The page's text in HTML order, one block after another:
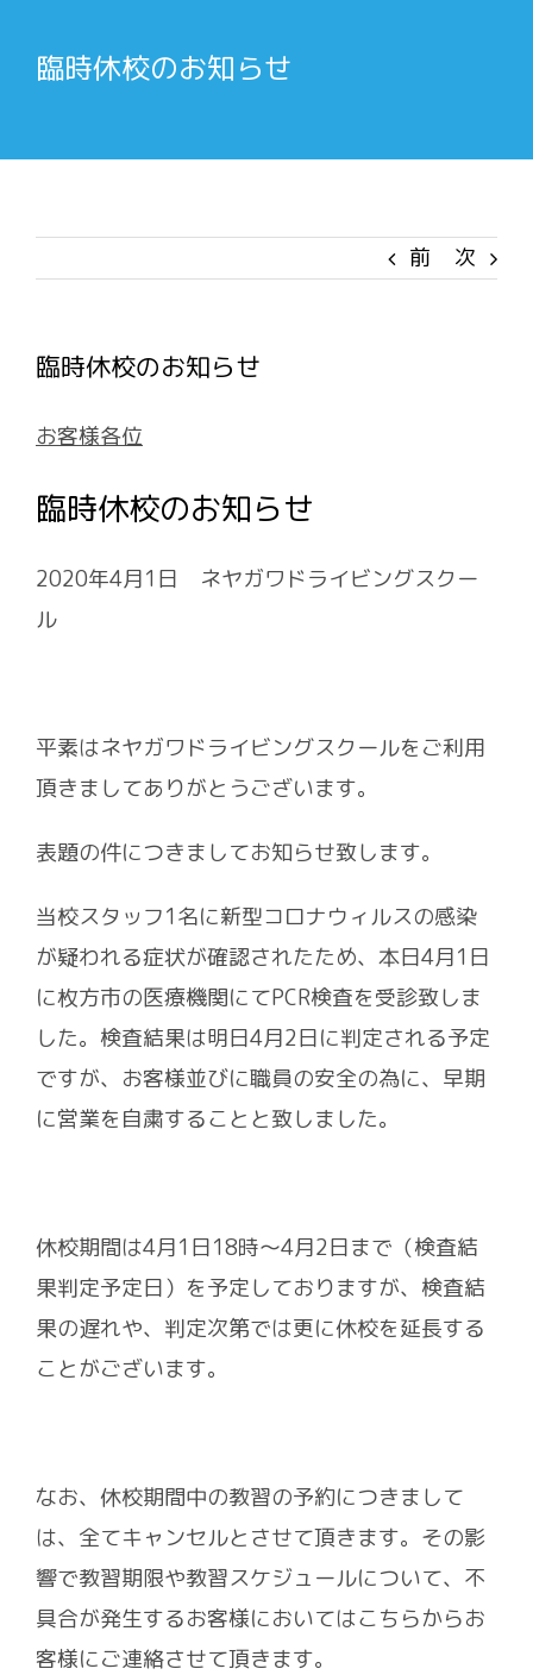
臨時休校のお知らせ
前 次
臨時休校のお知らせ
お客様各位
臨時休校のお知らせ
2020年4月1日 ネヤガワドライビングスクー
ル
平素はネヤガワドライビングスクールをご利用
頂きましてありがとうございます。
表題の件につきましてお知らせ致します。
当校スタッフ1名に新型コロナウィルスの感染
が疑われる症状が確認されたため、本日4月1日
に枚方市の医療機関にてPCR検査を受診致しま
した。検査結果は明日4月2日に判定される予定
ですが、お客様並びに職員の安全の為に、早期
に営業を自粛することと致しました。
休校期間は4月1日18時～4月2日まで（検査結
果判定予定日）を予定しておりますが、検査結
果の遅れや、判定次第では更に休校を延長する
ことがございます。
なお、休校期間中の教習の予約につきまして
は、全てキャンセルとさせて頂きます。その影
響で教習期限や教習スケジュールについて、不
具合が発生するお客様においてはこちらからお
客様にご連絡させて頂きます。